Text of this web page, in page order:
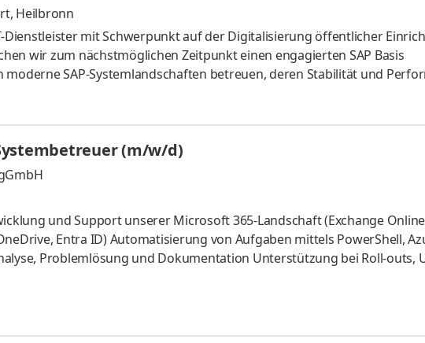
Heilbronn
mit Schwerpunkt auf der Digitalisierung öffentlicher
wir zum nächstmöglichen Zeitpunkt einen engagierten SAP Basis
SAP-Systemlandschaften betreuen, deren Stabilität und
einer zukunftsorientierten IT-Infrastruktur mitwirken? Dann
Aufgabenfeld mit langfristiger Perspektive, flexiblen
Aufgaben Betreuung, Administration sowie kontinuierliche
Impleme
(m/w/d)
und Support unserer Microsoft 365-Landschaft (Exchange
Entra ID) Automatisierung von Aufgaben mittels PowerShell,
Problemlösung und Dokumentation Unterstützung bei Roll-outs,
Optimierung der IT-Landschaft Aktive Mitwirkung an IT-Projekten und
und Prozesse, Abgeschlossene Ausbildung zum Fachinformatiker für
Studium der Informatik oder vergleichbare Qualifikation